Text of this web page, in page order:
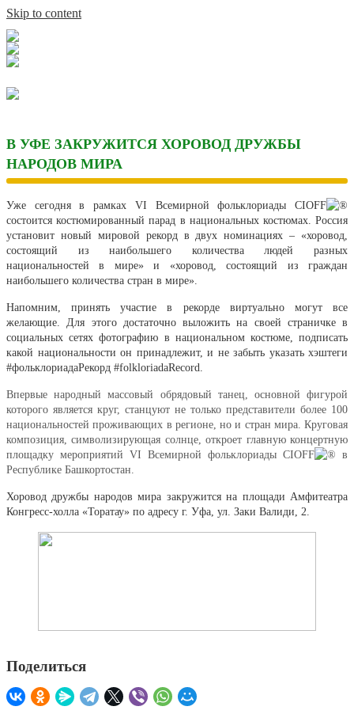
Skip to content
В УФЕ ЗАКРУЖИТСЯ ХОРОВОД ДРУЖБЫ
НАРОДОВ МИРА
Уже сегодня в рамках VI Всемирной фольклориады CIOFF
состоится костюмированный парад в национальных костюмах. Россия
установит новый мировой рекорд в двух номинациях – «хоровод,
состоящий из наибольшего количества людей разных
национальностей в мире» и «хоровод, состоящий из граждан
наибольшего количества стран в мире».
Напомним, принять участие в рекорде виртуально могут все
желающие. Для этого достаточно выложить на своей страничке в
социальных сетях фотографию в национальном костюме, подписать
какой национальности он принадлежит, и не забыть указать хэштеги
#фольклориадаРекорд #folkloriadaRecord.
Впервые народный массовый обрядовый танец, основной фигурой
которого является круг, станцуют не только представители более 100
национальностей проживающих в регионе, но и стран мира. Круговая
композиция, символизирующая солнце, откроет главную концертную
площадку мероприятий VI Всемирной фольклориады CIOFF
в
Республике Башкортостан.
Хоровод дружбы народов мира закружится на площади Амфитеатра
Конгресс-холла «Торатау» по адресу г. Уфа, ул. Заки Валиди, 2.
Поделиться